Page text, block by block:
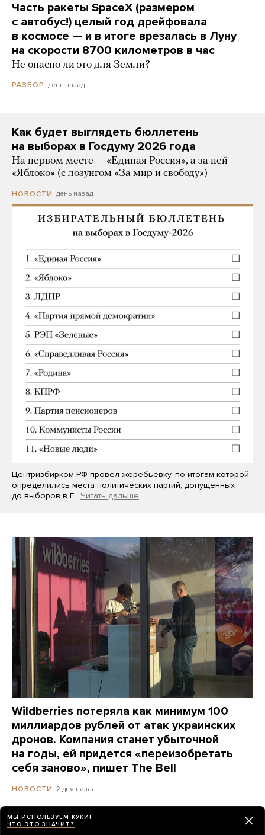
Часть ракеты SpaceX (размером
с автобус!) целый год дрейфовала
в космосе — и в итоге врезалась в Луну
на скорости 8700 километров в час
Не опасно ли это для Земли?
РАЗБОР день назад
Как будет выглядеть бюллетень
на выборах в Госдуму 2026 года
На первом месте — «Единая Россия», а за ней —
«Яблоко» (с лозунгом «За мир и свободу»)
НОВОСТИ день назад
Центризбирком РФ провел жеребьевку, по итогам которой
определились места политических партий, допущенных
до выборов в Г… Читать дальше
Wildberries потеряла как минимум 100
миллиардов рублей от атак украинских
дронов. Компания станет убыточной
на годы, ей придется «переизобретать
себя заново», пишет The Bell
НОВОСТИ 2 дня назад
Сайты «Сбера» и других банков теперь
МЫ ИСПОЛЬЗУЕМ КУКИ!
ЧТО ЭТО ЗНАЧИТ?